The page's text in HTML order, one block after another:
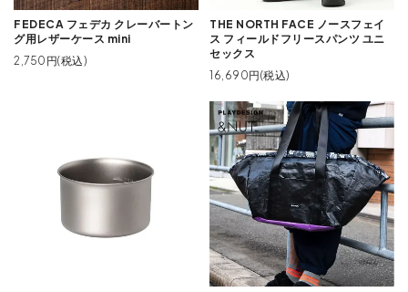
FEDECA フェデカ クレーバートン
グ用レザーケース mini
2,750円(税込)
THE NORTH FACE ノースフェイ
ス フィールドフリースパンツ ユニ
セックス
16,690円(税込)